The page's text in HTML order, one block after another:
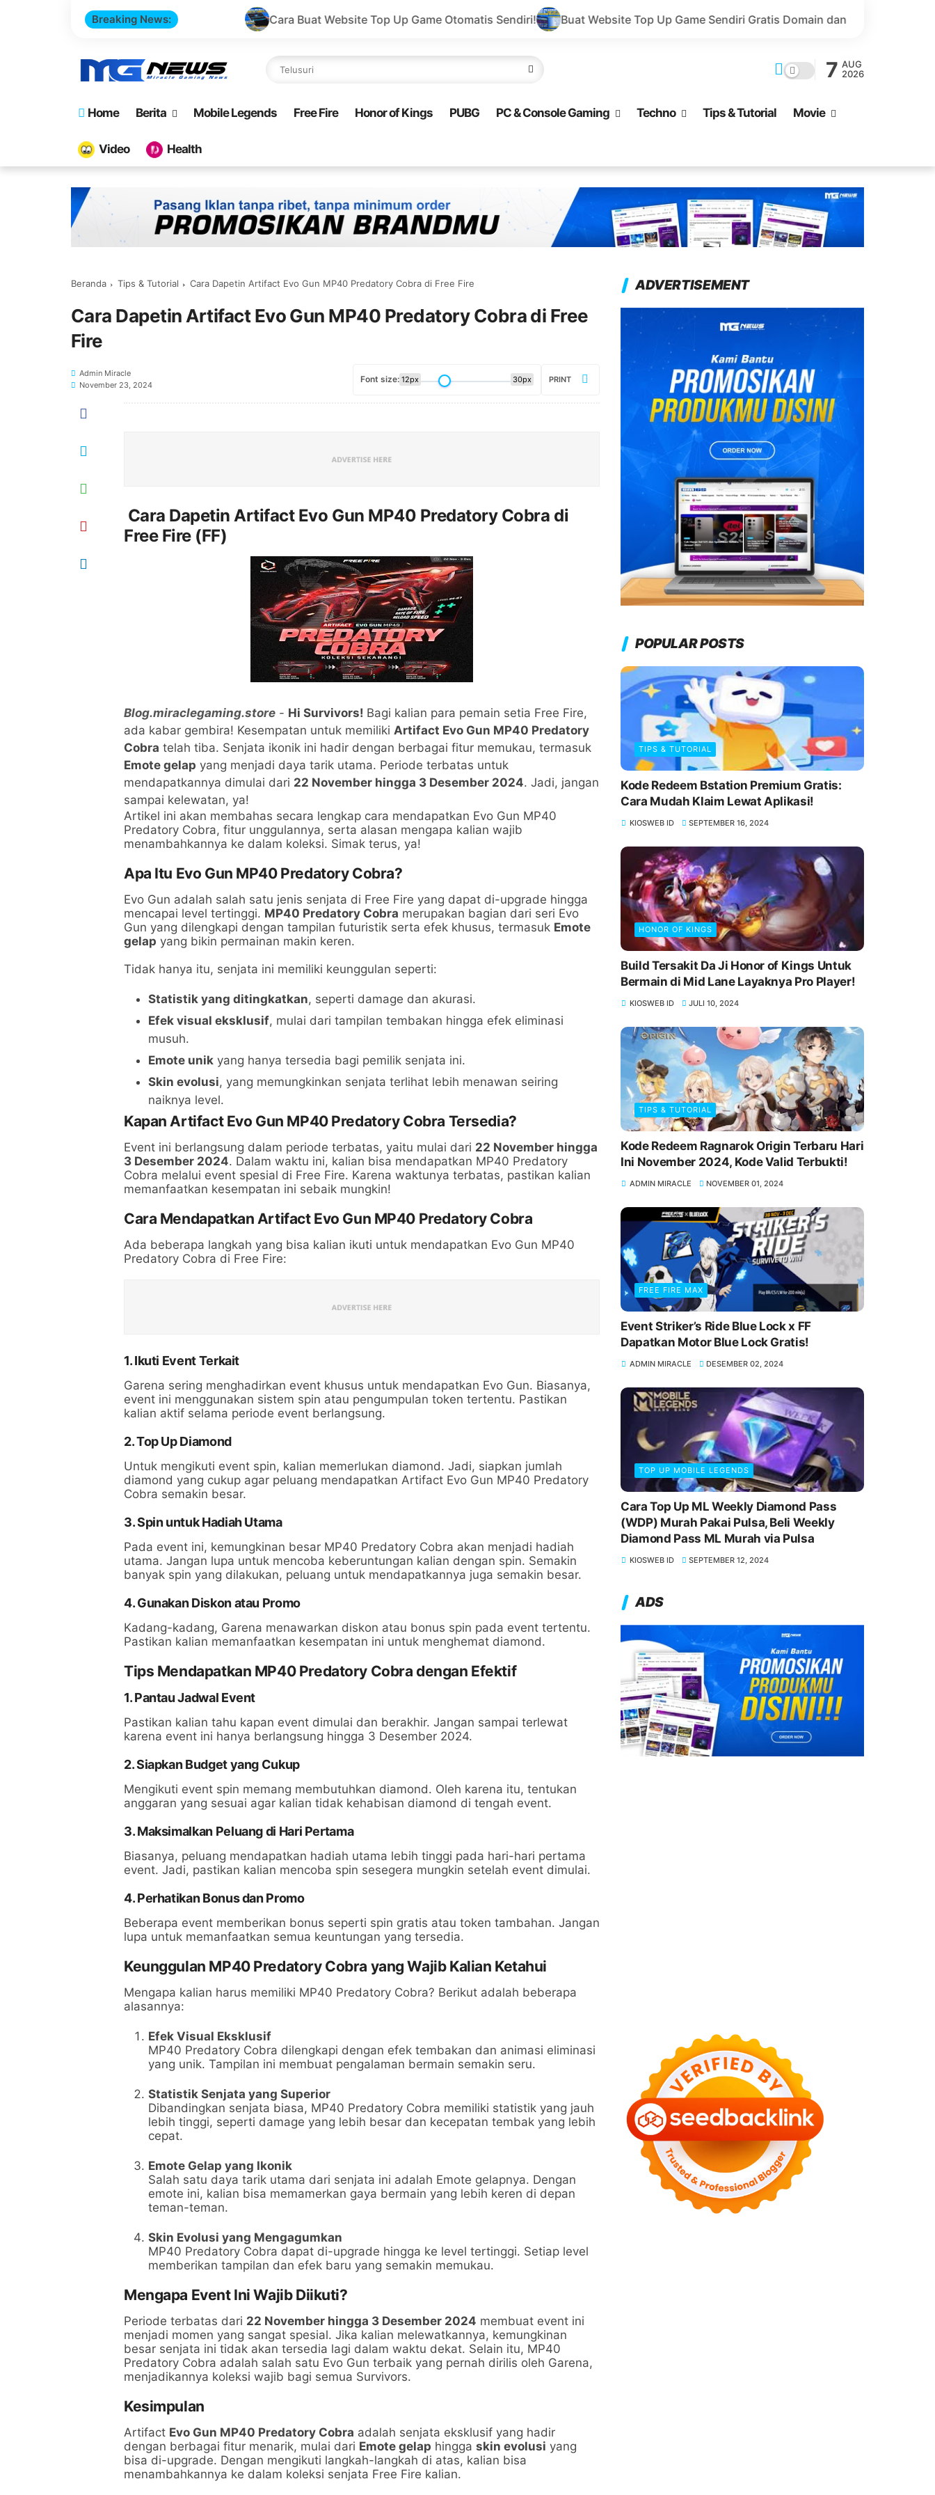
Breaking News:Cara Buat Website Top Up Game Otomatis Sendiri! Buat Website Top Up Game Sendiri Gratis Domain dan Harga Lebih Murah!
7 AUG
2026
Home Berita Mobile Legends Free Fire Honor of Kings PUBG PC & Console Gaming Techno Tips & Tutorial Movie
Video Health
Beranda Tips & Tutorial Cara Dapetin Artifact Evo Gun MP40 Predatory Cobra di Free Fire
Cara Dapetin Artifact Evo Gun MP40 Predatory Cobra di Free
Fire
Admin Miracle
November 23, 2024
Font size: 12px 30px PRINT
Cara Dapetin Artifact Evo Gun MP40 Predatory Cobra di
Free Fire (FF)
Blog.miraclegaming.store - Hi Survivors! Bagi kalian para pemain setia Free Fire,
ada kabar gembira! Kesempatan untuk memiliki Artifact Evo Gun MP40 Predatory
Cobra telah tiba. Senjata ikonik ini hadir dengan berbagai fitur memukau, termasuk
Emote gelap yang menjadi daya tarik utama. Periode terbatas untuk
mendapatkannya dimulai dari 22 November hingga 3 Desember 2024. Jadi, jangan
sampai kelewatan, ya!
Artikel ini akan membahas secara lengkap cara mendapatkan Evo Gun MP40
Predatory Cobra, fitur unggulannya, serta alasan mengapa kalian wajib
menambahkannya ke dalam koleksi. Simak terus, ya!
Apa Itu Evo Gun MP40 Predatory Cobra?
Evo Gun adalah salah satu jenis senjata di Free Fire yang dapat di-upgrade hingga
mencapai level tertinggi. MP40 Predatory Cobra merupakan bagian dari seri Evo
Gun yang dilengkapi dengan tampilan futuristik serta efek khusus, termasuk Emote
gelap yang bikin permainan makin keren.
Tidak hanya itu, senjata ini memiliki keunggulan seperti:
Statistik yang ditingkatkan, seperti damage dan akurasi.
Efek visual eksklusif, mulai dari tampilan tembakan hingga efek eliminasi
musuh.
Emote unik yang hanya tersedia bagi pemilik senjata ini.
Skin evolusi, yang memungkinkan senjata terlihat lebih menawan seiring
naiknya level.
Kapan Artifact Evo Gun MP40 Predatory Cobra Tersedia?
Event ini berlangsung dalam periode terbatas, yaitu mulai dari 22 November hingga
3 Desember 2024. Dalam waktu ini, kalian bisa mendapatkan MP40 Predatory
Cobra melalui event spesial di Free Fire. Karena waktunya terbatas, pastikan kalian
memanfaatkan kesempatan ini sebaik mungkin!
Cara Mendapatkan Artifact Evo Gun MP40 Predatory Cobra
Ada beberapa langkah yang bisa kalian ikuti untuk mendapatkan Evo Gun MP40
Predatory Cobra di Free Fire:
1.Ikuti Event Terkait
Garena sering menghadirkan event khusus untuk mendapatkan Evo Gun. Biasanya,
event ini menggunakan sistem spin atau pengumpulan token tertentu. Pastikan
kalian aktif selama periode event berlangsung.
2.Top Up Diamond
Untuk mengikuti event spin, kalian memerlukan diamond. Jadi, siapkan jumlah
diamond yang cukup agar peluang mendapatkan Artifact Evo Gun MP40 Predatory
Cobra semakin besar.
3.Spin untuk Hadiah Utama
Pada event ini, kemungkinan besar MP40 Predatory Cobra akan menjadi hadiah
utama. Jangan lupa untuk mencoba keberuntungan kalian dengan spin. Semakin
banyak spin yang dilakukan, peluang untuk mendapatkannya juga semakin besar.
4.Gunakan Diskon atau Promo
Kadang-kadang, Garena menawarkan diskon atau bonus spin pada event tertentu.
Pastikan kalian memanfaatkan kesempatan ini untuk menghemat diamond.
Tips Mendapatkan MP40 Predatory Cobra dengan Efektif
1. Pantau Jadwal Event
Pastikan kalian tahu kapan event dimulai dan berakhir. Jangan sampai terlewat
karena event ini hanya berlangsung hingga 3 Desember 2024.
2. Siapkan Budget yang Cukup
Mengikuti event spin memang membutuhkan diamond. Oleh karena itu, tentukan
anggaran yang sesuai agar kalian tidak kehabisan diamond di tengah event.
3. Maksimalkan Peluang di Hari Pertama
Biasanya, peluang mendapatkan hadiah utama lebih tinggi pada hari-hari pertama
event. Jadi, pastikan kalian mencoba spin sesegera mungkin setelah event dimulai.
4. Perhatikan Bonus dan Promo
Beberapa event memberikan bonus seperti spin gratis atau token tambahan. Jangan
lupa untuk memanfaatkan semua keuntungan yang tersedia.
Keunggulan MP40 Predatory Cobra yang Wajib Kalian Ketahui
Mengapa kalian harus memiliki MP40 Predatory Cobra? Berikut adalah beberapa
alasannya:
Efek Visual Eksklusif
MP40 Predatory Cobra dilengkapi dengan efek tembakan dan animasi eliminasi
yang unik. Tampilan ini membuat pengalaman bermain semakin seru.
Statistik Senjata yang Superior
Dibandingkan senjata biasa, MP40 Predatory Cobra memiliki statistik yang jauh
lebih tinggi, seperti damage yang lebih besar dan kecepatan tembak yang lebih
cepat.
Emote Gelap yang Ikonik
Salah satu daya tarik utama dari senjata ini adalah Emote gelapnya. Dengan
emote ini, kalian bisa memamerkan gaya bermain yang lebih keren di depan
teman-teman.
Skin Evolusi yang Mengagumkan
MP40 Predatory Cobra dapat di-upgrade hingga ke level tertinggi. Setiap level
memberikan tampilan dan efek baru yang semakin memukau.
Mengapa Event Ini Wajib Diikuti?
Periode terbatas dari 22 November hingga 3 Desember 2024 membuat event ini
menjadi momen yang sangat spesial. Jika kalian melewatkannya, kemungkinan
besar senjata ini tidak akan tersedia lagi dalam waktu dekat. Selain itu, MP40
Predatory Cobra adalah salah satu Evo Gun terbaik yang pernah dirilis oleh Garena,
menjadikannya koleksi wajib bagi semua Survivors.
Kesimpulan
Artifact Evo Gun MP40 Predatory Cobra adalah senjata eksklusif yang hadir
dengan berbagai fitur menarik, mulai dari Emote gelap hingga skin evolusi yang
bisa di-upgrade. Dengan mengikuti langkah-langkah di atas, kalian bisa
menambahkannya ke dalam koleksi senjata Free Fire kalian.
ADVERTISEMENT
POPULAR POSTS
TIPS & TUTORIAL
Kode Redeem Bstation Premium Gratis:
Cara Mudah Klaim Lewat Aplikasi!
KIOSWEB ID SEPTEMBER 16, 2024
HONOR OF KINGS
Build Tersakit Da Ji Honor of Kings Untuk
Bermain di Mid Lane Layaknya Pro Player!
KIOSWEB ID JULI 10, 2024
TIPS & TUTORIAL
Kode Redeem Ragnarok Origin Terbaru Hari
Ini November 2024, Kode Valid Terbukti!
ADMIN MIRACLE NOVEMBER 01, 2024
FREE FIRE MAX
Event Striker’s Ride Blue Lock x FF
Dapatkan Motor Blue Lock Gratis!
ADMIN MIRACLE DESEMBER 02, 2024
TOP UP MOBILE LEGENDS
Cara Top Up ML Weekly Diamond Pass
(WDP) Murah Pakai Pulsa, Beli Weekly
Diamond Pass ML Murah via Pulsa
KIOSWEB ID SEPTEMBER 12, 2024
ADS